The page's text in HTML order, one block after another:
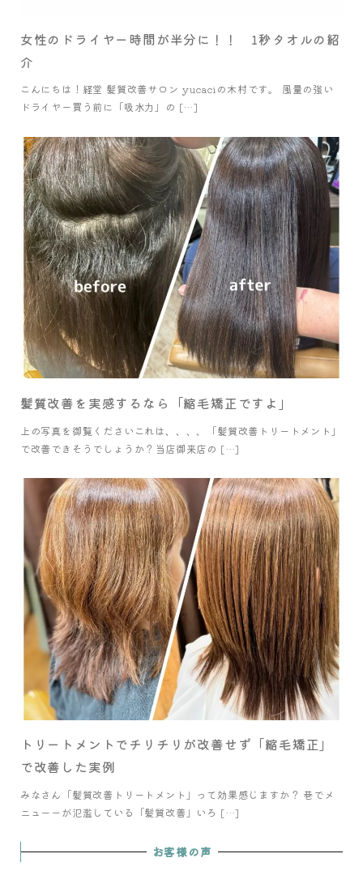
女性のドライヤー時間が半分に！！ 1秒タオルの紹
介
こんにちは！経堂 髪質改善サロン yucaciの木村です。 風量の強い
ドライヤー買う前に「吸水力」の […]
髪質改善を実感するなら「縮毛矯正ですよ」
上の写真を御覧くださいこれは、、、、「髪質改善トリートメント」
で改善できそうでしょうか？当店御来店の […]
トリートメントでチリチリが改善せず「縮毛矯正」
で改善した実例
みなさん「髪質改善トリートメント」って効果感じますか？ 巷でメ
ニューーが氾濫している「髪質改善」いろ […]
お客様の声